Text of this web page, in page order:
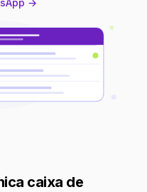
→
caixa de